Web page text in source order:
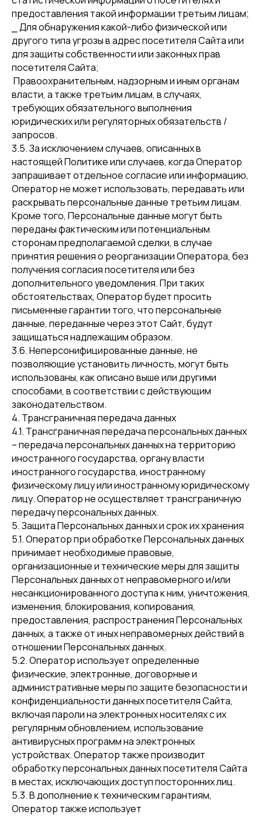
предоставления такой информации третьим лицам;
⎯ Для обнаружения какой-либо физической или
другого типа угрозы в адрес посетителя Сайта или
для защиты собственности или законных прав
посетителя Сайта;
Правоохранительным, надзорным и иным органам
власти, а также третьим лицам, в случаях,
требующих обязательного выполнения
юридических или регуляторных обязательств /
запросов.
3.5. За исключением случаев, описанных в
настоящей Политике или случаев, когда Оператор
запрашивает отдельное согласие или информацию,
Оператор не может использовать, передавать или
раскрывать персональные данные третьим лицам.
Кроме того, Персональные данные могут быть
переданы фактическим или потенциальным
сторонам предполагаемой сделки, в случае
принятия решения о реорганизации Оператора, без
получения согласия посетителя или без
дополнительного уведомления. При таких
обстоятельствах, Оператор будет просить
письменные гарантии того, что персональные
данные, переданные через этот Сайт, будут
защищаться надлежащим образом.
3.6. Неперсонифицированные данные, не
позволяющие установить личность, могут быть
использованы, как описано выше или другими
способами, в соответствии с действующим
законодательством.
4. Трансграничная передача данных
4.1. Трансграничная передача персональных данных
– передача персональных данных на территорию
иностранного государства, органу власти
иностранного государства, иностранному
физическому лицу или иностранному юридическому
лицу. Оператор не осуществляет трансграничную
передачу персональных данных.
5. Защита Персональных данных и срок их хранения
5.1. Оператор при обработке Персональных данных
принимает необходимые правовые,
организационные и технические меры для защиты
Персональных данных от неправомерного и/или
несанкционированного доступа к ним, уничтожения,
изменения, блокирования, копирования,
предоставления, распространения Персональных
данных, а также от иных неправомерных действий в
отношении Персональных данных.
5.2. Оператор использует определенные
физические, электронные, договорные и
административные меры по защите безопасности и
конфиденциальности данных посетителя Сайта,
включая пароли на электронных носителях с их
регулярным обновлением, использование
антивирусных программ на электронных
устройствах. Оператор также производит
обработку персональных данных посетителя Сайта
в местах, исключающих доступ посторонних лиц.
5.3. В дополнение к техническим гарантиям,
Оператор также использует